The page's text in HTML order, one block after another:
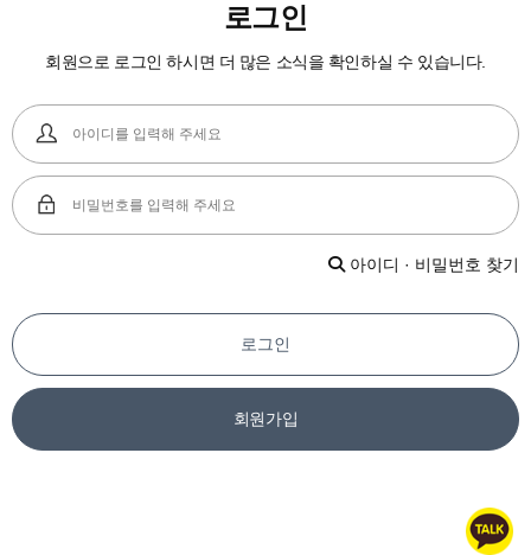
로그인
회원으로 로그인 하시면 더 많은 소식을 확인하실 수 있습니다.
아이디 · 비밀번호 찾기
로그인
회원가입